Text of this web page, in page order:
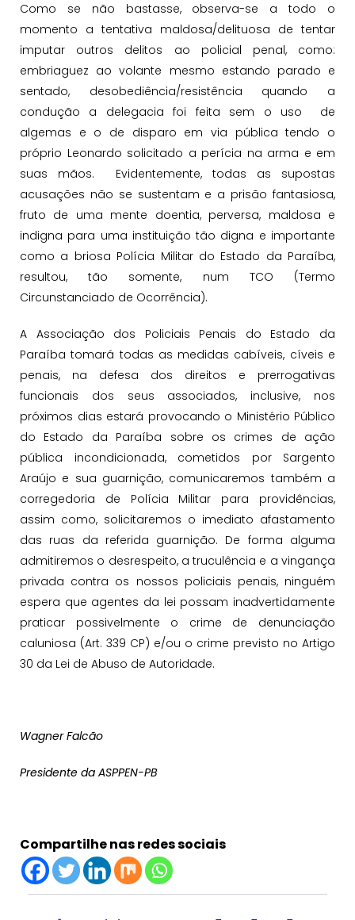
Como se não bastasse, observa-se a todo o
momento a tentativa maldosa/delituosa de tentar
imputar outros delitos ao policial penal, como:
embriaguez ao volante mesmo estando parado e
sentado, desobediência/resistência quando a
condução a delegacia foi feita sem o uso de
algemas e o de disparo em via pública tendo o
próprio Leonardo solicitado a perícia na arma e em
suas mãos. Evidentemente, todas as supostas
acusações não se sustentam e a prisão fantasiosa,
fruto de uma mente doentia, perversa, maldosa e
indigna para uma instituição tão digna e importante
como a briosa Polícia Militar do Estado da Paraíba,
resultou, tão somente, num TCO (Termo
Circunstanciado de Ocorrência).
A Associação dos Policiais Penais do Estado da
Paraíba tomará todas as medidas cabíveis, cíveis e
penais, na defesa dos direitos e prerrogativas
funcionais dos seus associados, inclusive, nos
próximos dias estará provocando o Ministério Público
do Estado da Paraíba sobre os crimes de ação
pública incondicionada, cometidos por Sargento
Araújo e sua guarnição, comunicaremos também a
corregedoria de Polícia Militar para providências,
assim como, solicitaremos o imediato afastamento
das ruas da referida guarnição. De forma alguma
admitiremos o desrespeito, a truculência e a vingança
privada contra os nossos policiais penais, ninguém
espera que agentes da lei possam inadvertidamente
praticar possivelmente o crime de denunciação
caluniosa (Art. 339 CP) e/ou o crime previsto no Artigo
30 da Lei de Abuso de Autoridade.
Wagner Falcão
Presidente da ASPPEN-PB
Compartilhe nas redes sociais